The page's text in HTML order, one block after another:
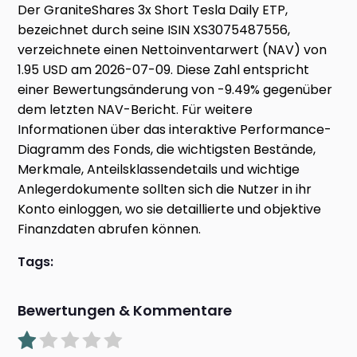
Der GraniteShares 3x Short Tesla Daily ETP,
bezeichnet durch seine ISIN XS3075487556,
verzeichnete einen Nettoinventarwert (NAV) von
1.95 USD am 2026-07-09. Diese Zahl entspricht
einer Bewertungsänderung von -9.49% gegenüber
dem letzten NAV-Bericht. Für weitere
Informationen über das interaktive Performance-
Diagramm des Fonds, die wichtigsten Bestände,
Merkmale, Anteilsklassendetails und wichtige
Anlegerdokumente sollten sich die Nutzer in ihr
Konto einloggen, wo sie detaillierte und objektive
Finanzdaten abrufen können.
Tags:
Bewertungen & Kommentare